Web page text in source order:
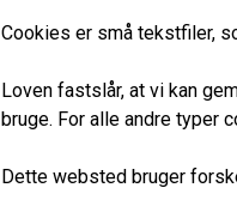
Cookies er små tekstfiler,
Loven fastslår, at vi kan
bruge. For alle andre typer
Dette websted bruger